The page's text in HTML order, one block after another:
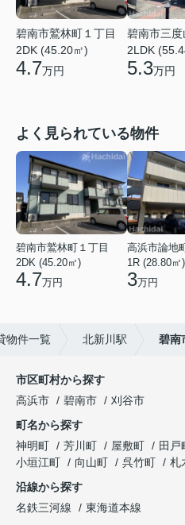
碧南市鷲林町１丁目
2DK (45.20㎡)
4.7万円
碧南市三度
2LDK
5.3万円
よく見られている物件
碧南市鷲林町１丁目
2DK (45.20㎡)
4.7万円
高浜市論地
1R (28.80㎡)
3万円
物件一覧 北新川駅 碧南
市区町村から探す
高浜市
碧南市
刈谷市
町名から探す
神明町
芳川町 屋敷町 田戸
小垣江町
向山町 呉竹町
札
沿線から探す
名鉄三河線
東海道本線